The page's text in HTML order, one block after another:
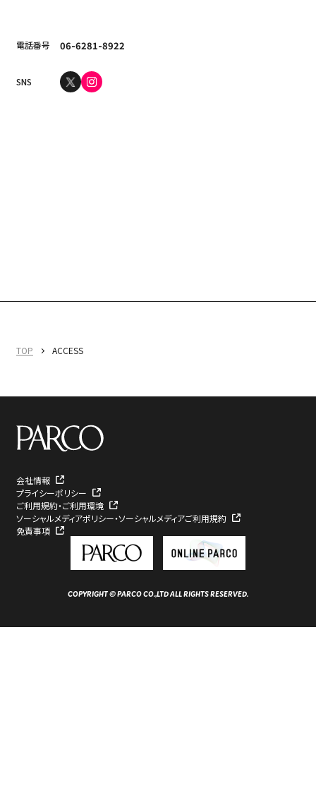
電話番号 06-6281-8922
SNS
TOP ACCESS
会社情報
プライシーポリシー
ご利用規約・ご利用環境
ソーシャルメディアポリシー・ソーシャルメディアご利用規約
免責事項
COPYRIGHT © PARCO CO.,LTD ALL RIGHTS RESERVED.